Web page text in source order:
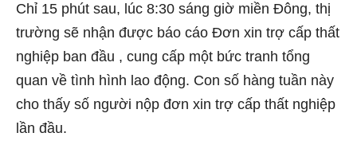
Chỉ 15 phút sau, lúc 8:30 sáng giờ miền Đông, thị
trường sẽ nhận được báo cáo Đơn xin trợ cấp thất
nghiệp ban đầu , cung cấp một bức tranh tổng
quan về tình hình lao động. Con số hàng tuần này
cho thấy số người nộp đơn xin trợ cấp thất nghiệp
lần đầu.